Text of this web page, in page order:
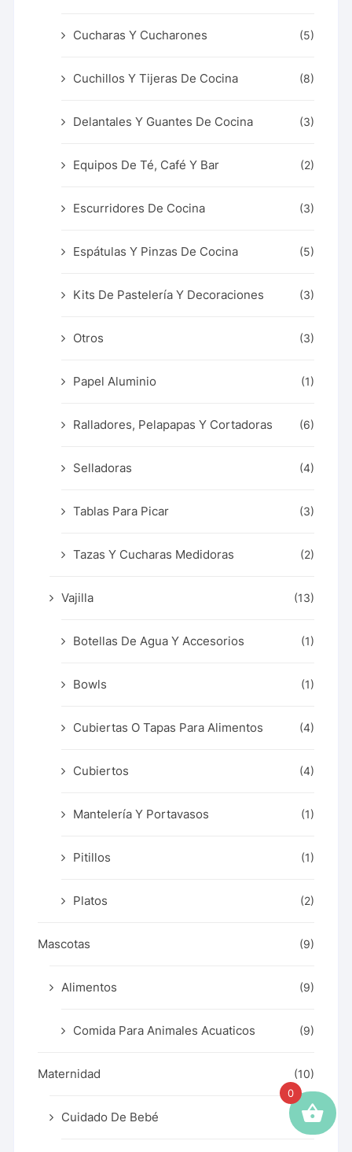
Cucharas Y Cucharones (5)
Cuchillos Y Tijeras De Cocina (8)
Delantales Y Guantes De Cocina (3)
Equipos De Té, Café Y Bar (2)
Escurridores De Cocina (3)
Espátulas Y Pinzas De Cocina (5)
Kits De Pastelería Y Decoraciones (3)
Otros (3)
Papel Aluminio (1)
Ralladores, Pelapapas Y Cortadoras (6)
Selladoras (4)
Tablas Para Picar (3)
Tazas Y Cucharas Medidoras (2)
Vajilla (13)
Botellas De Agua Y Accesorios (1)
Bowls (1)
Cubiertas O Tapas Para Alimentos (4)
Cubiertos (4)
Mantelería Y Portavasos (1)
Pitillos (1)
Platos (2)
Mascotas (9)
Alimentos (9)
Comida Para Animales Acuaticos (9)
Maternidad (10)
Cuidado De Bebé (1)
0